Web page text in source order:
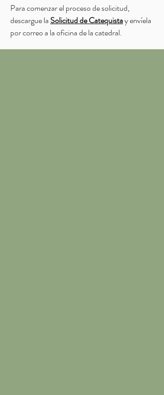
Para comenzar el proceso de solicitud,
descargue la Solicitud de Catequistay envíela
por correo a la oficina de la catedral.